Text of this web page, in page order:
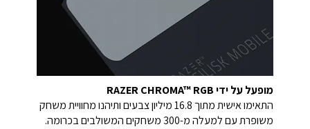
מופעל על ידי RAZER CHROMA™ RGB
התאימו אישית מתוך 16.8 מיליון צבעים ותיהנו מחוויית משחק
משופרת עם למעלה מ-300 משחקים המשולבים בכרומה.